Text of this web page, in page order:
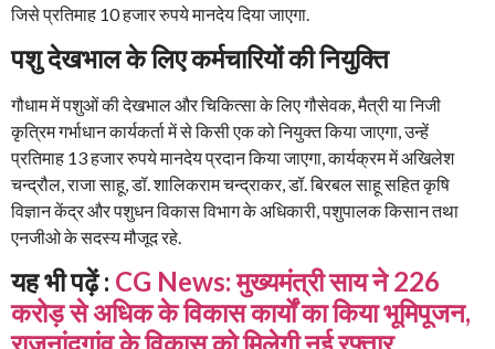
जिसे प्रतिमाह 10 हजार रुपये मानदेय दिया जाएगा.
पशु देखभाल के लिए कर्मचारियों की नियुक्ति
गौधाम में पशुओं की देखभाल और चिकित्सा के लिए गौसेवक, मैत्री या निजी
कृत्रिम गर्भाधान कार्यकर्ता में से किसी एक को नियुक्त किया जाएगा, उन्हें
प्रतिमाह 13 हजार रुपये मानदेय प्रदान किया जाएगा, कार्यक्रम में अखिलेश
चन्द्रौल, राजा साहू, डॉ. शालिकराम चन्द्राकर, डॉ. बिरबल साहू सहित कृषि
विज्ञान केंद्र और पशुधन विकास विभाग के अधिकारी, पशुपालक किसान तथा
एनजीओ के सदस्य मौजूद रहे.
यह भी पढ़ें : CG News: मुख्यमंत्री साय ने 226
करोड़ से अधिक के विकास कार्यों का किया भूमिपूजन,